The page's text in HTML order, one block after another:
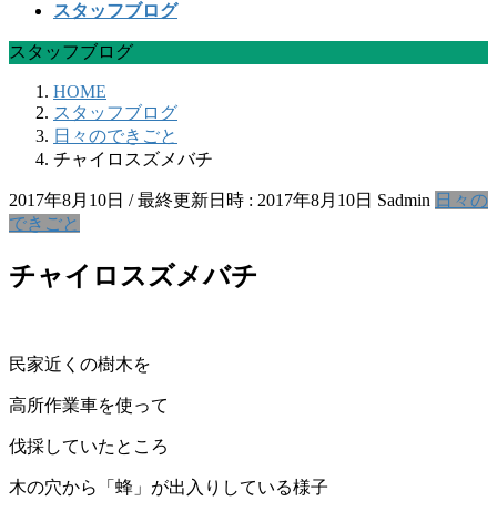
スタッフブログ
スタッフブログ
HOME
スタッフブログ
日々のできごと
チャイロスズメバチ
2017年8月10日 / 最終更新日時 : 2017年8月10日 Sadmin 日々の
できごと
チャイロスズメバチ
民家近くの樹木を
高所作業車を使って
伐採していたところ
木の穴から「蜂」が出入りしている様子